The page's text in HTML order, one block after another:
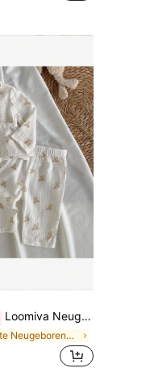
Loomiva Neugeborenen Baby Jungen/Mädchen 2-teiliges Set mit Cartoon Bär Muster Vorderbindeshirt und Hose mit Gummibund
in Taste Neugeborenen-Sets